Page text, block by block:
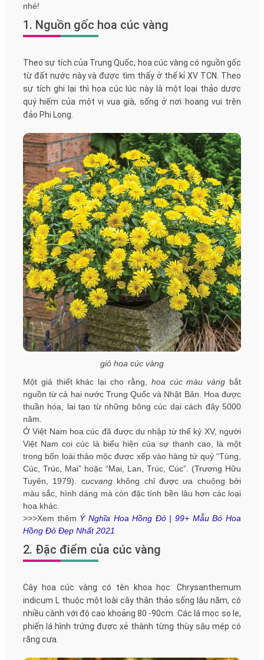
nhé!
1. Nguồn gốc hoa cúc vàng
Theo sự tích của Trung Quốc, hoa cúc vàng có nguồn gốc
từ đất nước này và được tìm thấy ở thế kỉ XV TCN. Theo
sự tích ghi lại thì hoa cúc lúc này là một loại thảo dược
quý hiếm của một vị vua già, sống ở nơi hoang vui trên
đảo Phi Long.
giỏ hoa cúc vàng
Một giả thiết khác lại cho rằng,
hoa cúc màu vàng bắt
nguồn từ cả hai nước Trung Quốc và Nhật Bản. Hoa được
thuần hóa, lai tạo từ những bông cúc dại cách đây 5000
năm.
Ở Việt Nam hoa cúc đã được du nhập từ thế kỷ XV, người
Việt Nam coi cúc là biểu hiện của sự thanh cao, là một
trong bốn loài thảo mộc được xếp vào hàng tứ quý “Tùng,
Cúc, Trúc, Mai” hoặc “Mai, Lan, Trúc, Cúc”. (Trương Hữu
Tuyên, 1979). cucvang không chỉ được ưa chuộng bởi
màu sắc, hình dáng mà còn đặc tính bền lâu hơn các loại
hoa khác.
>>>Xem thêm Ý Nghĩa Hoa Hồng Đỏ | 99+ Mẫu Bó Hoa
Hồng Đỏ Đẹp Nhất 2021
2. Đặc điểm của cúc vàng
Cây hoa cúc vàng có tên khoa học: Chrysanthemum
indicum L thuộc một loài cây thân thảo sống lâu năm, có
nhiều cành với độ cao khoảng 80 -90cm. Các lá mọc so le,
phiến lá hình trứng được xẻ thành từng thùy sâu mép có
răng cưa.